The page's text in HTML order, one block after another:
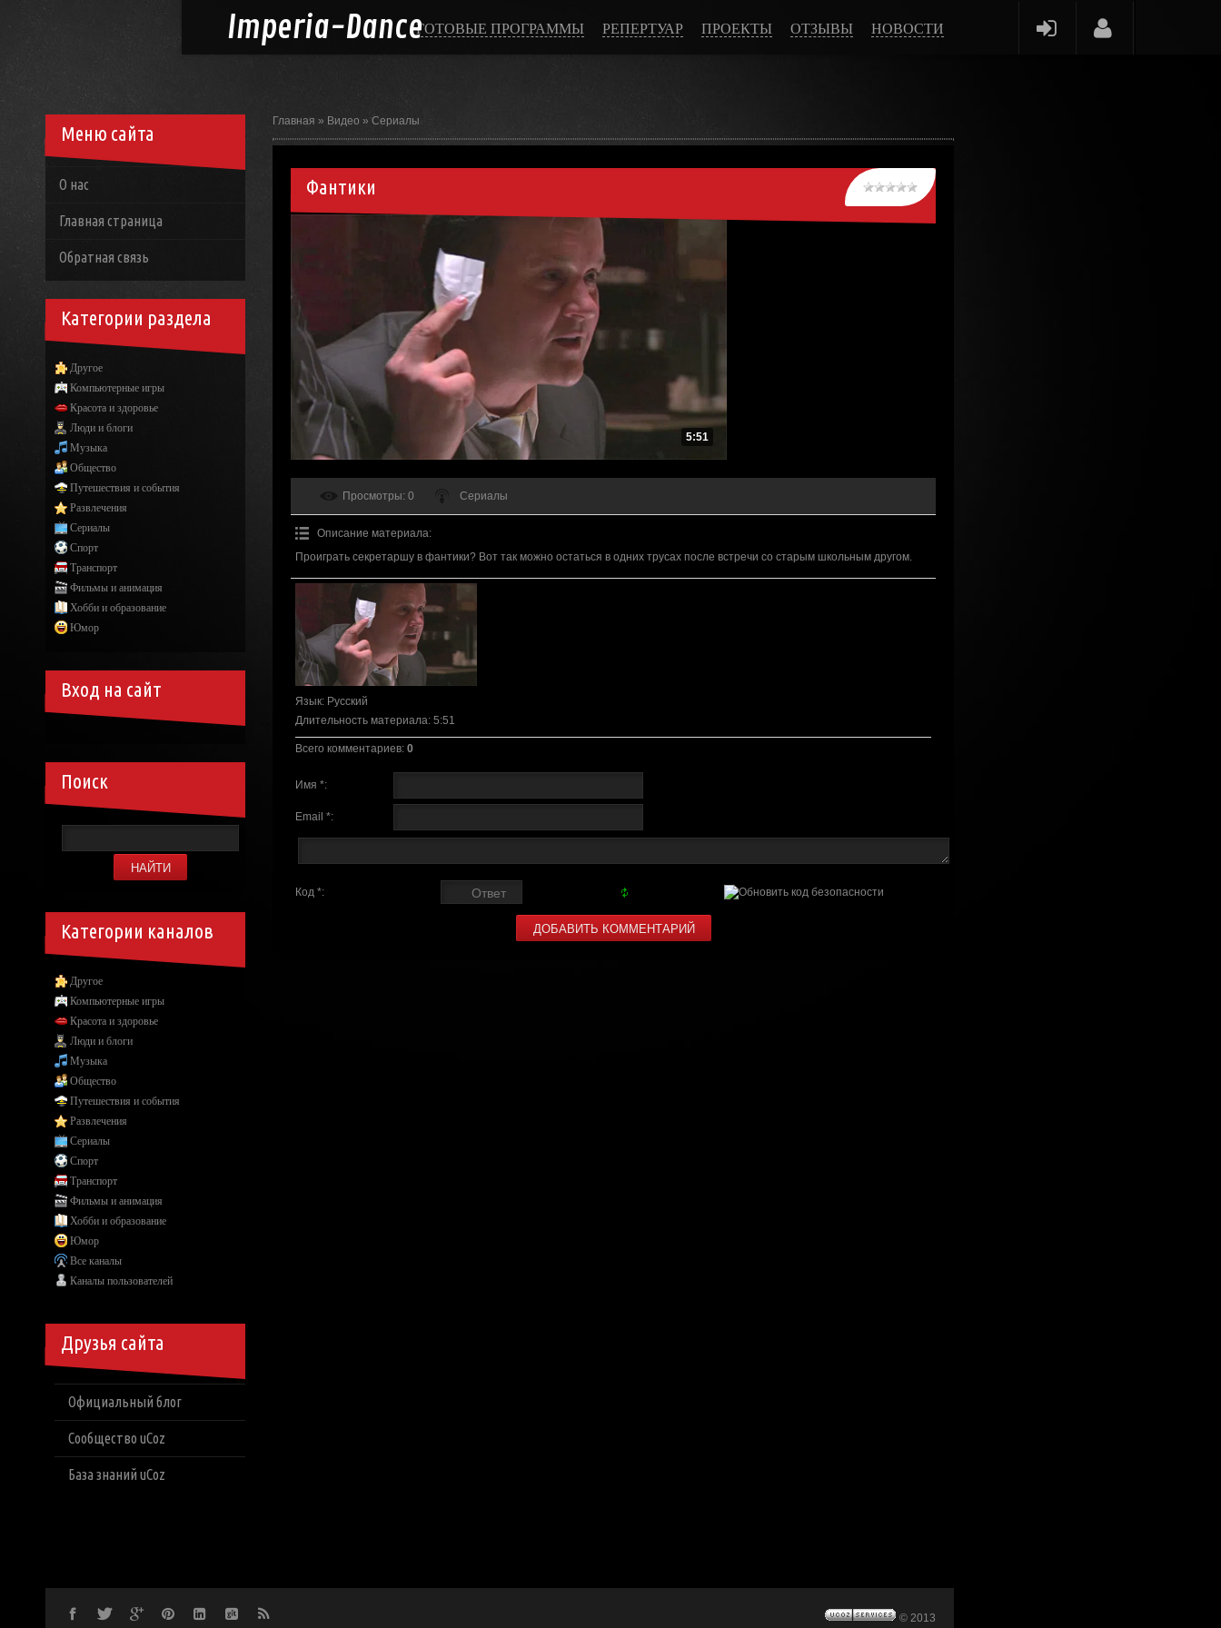
Imperia-DanceГОТОВЫЕ ПРОГРАММЫ РЕПЕРТУАР ПРОЕКТЫ ОТЗЫВЫ НОВОСТИ
Главная » Видео » Сериалы
Фантики
5:51
Просмотры: 0 Сериалы
Описание материала:
Проиграть секретаршу в фантики? Вот так можно остаться в одних трусах после встречи со старым школьным другом.
Язык: Русский
Длительность материала: 5:51
Всего комментариев: 0
Имя *:
Email *:
Код *:
Меню сайта
О нас
Главная страница
Обратная связь
Категории раздела
Другое
Компьютерные игры
Красота и здоровье
Люди и блоги
Музыка
Общество
Путешествия и события
Развлечения
Сериалы
Спорт
Транспорт
Фильмы и анимация
Хобби и образование
Юмор
Вход на сайт
Поиск
Категории каналов
Другое
Компьютерные игры
Красота и здоровье
Люди и блоги
Музыка
Общество
Путешествия и события
Развлечения
Сериалы
Спорт
Транспорт
Фильмы и анимация
Хобби и образование
Юмор
Все каналы
Каналы пользователей
Друзья сайта
Официальный блог
Сообщество uCoz
База знаний uCoz
© 2013